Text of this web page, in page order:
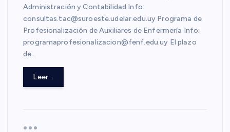
Administración y Contabilidad Info:
consultas.tac@suroeste.udelar.edu.uy Programa de
Profesionalización de Auxiliares de Enfermería Info:
programaprofesionalizacion@fenf.edu.uy El plazo
de…
Leer...